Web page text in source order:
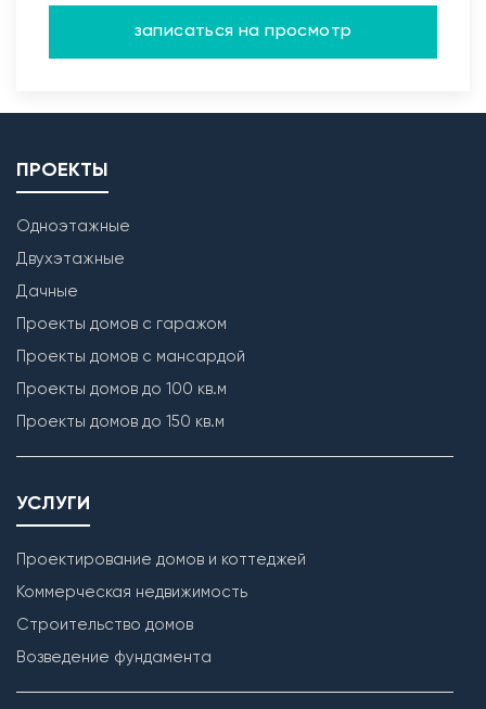
записаться на просмотр
ПРОЕКТЫ
Одноэтажные
Двухэтажные
Дачные
Проекты домов с гаражом
Проекты домов с мансардой
Проекты домов до 100 кв.м
Проекты домов до 150 кв.м
УСЛУГИ
Проектирование домов и коттеджей
Коммерческая недвижимость
Строительство домов
Возведение фундамента